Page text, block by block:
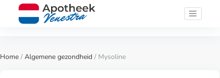
Home / Algemene gezondheid / Mysoline